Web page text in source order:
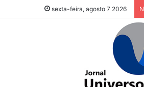
sexta-feira, agosto 7 2026